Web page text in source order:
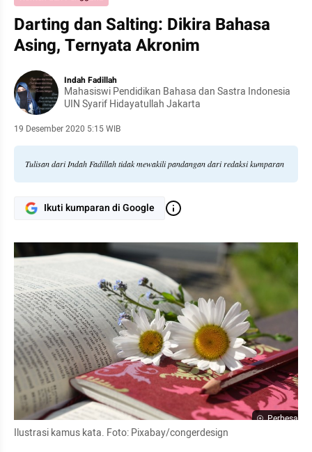
Darting dan Salting: Dikira Bahasa
Asing, Ternyata Akronim
Indah Fadillah
Mahasiswi Pendidikan Bahasa dan Sastra Indonesia
UIN Syarif Hidayatullah Jakarta
19 Desember 2020 5:15 WIB
Tulisan dari Indah Fadillah tidak mewakili pandangan dari redaksi kumparan
Ikuti kumparan di Google
Perbesar
Ilustrasi kamus kata. Foto: Pixabay/congerdesign